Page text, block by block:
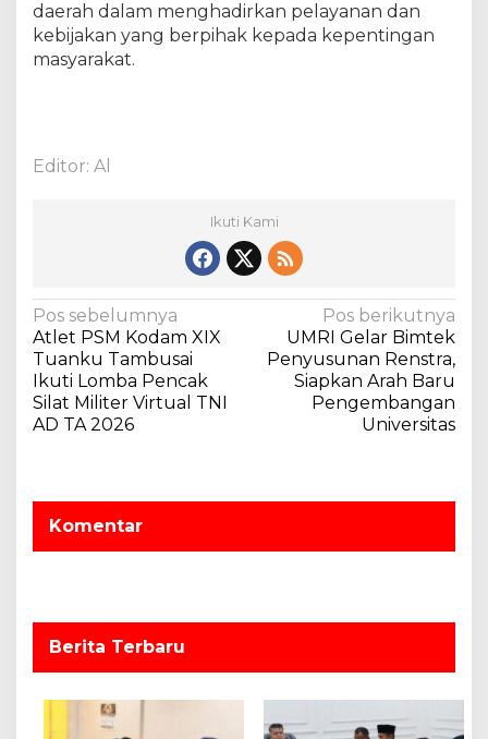
daerah dalam menghadirkan pelayanan dan
kebijakan yang berpihak kepada kepentingan
masyarakat.
Editor: Al
Ikuti Kami
N
a
v
i
s
s
Pos sebelumnya
Atlet PSM Kodam XIX
Tuanku Tambusai
Ikuti Lomba Pencak
Silat Militer Virtual TNI
AD TA 2026
Pos berikutnya
UMRI Gelar Bimtek
Penyusunan Renstra,
Siapkan Arah Baru
Pengembangan
Universitas
Komentar
Berita Terbaru